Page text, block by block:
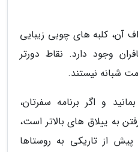
آن، کلبه های چوبی زیبایی
وجود دارد. نقاط دورتر
شبانه نیستند.
و اگر برنامه سفرتان،
به ییلاق های بالاتر است،
از تاریکی به روستاها